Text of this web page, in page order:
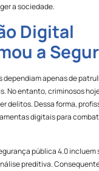
a sociedade.
Digital
a
apenas de
No entanto, criminosos
delitos. Dessa forma,
digitais para
pública 4.0
preditiva.